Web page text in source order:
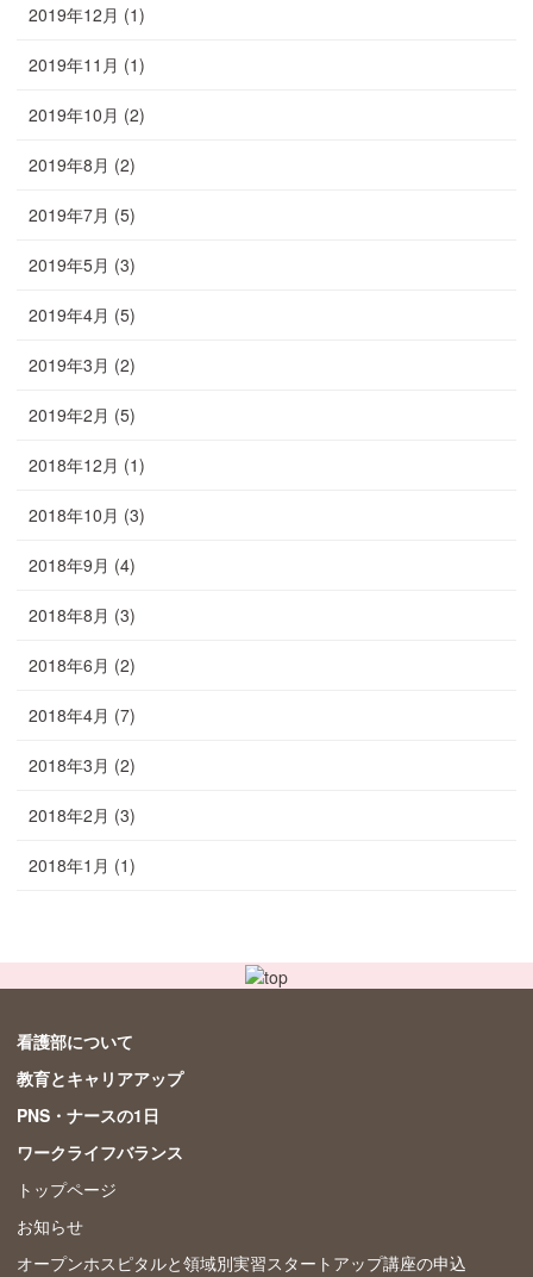
2019年12月 (1)
2019年11月 (1)
2019年10月 (2)
2019年8月 (2)
2019年7月 (5)
2019年5月 (3)
2019年4月 (5)
2019年3月 (2)
2019年2月 (5)
2018年12月 (1)
2018年10月 (3)
2018年9月 (4)
2018年8月 (3)
2018年6月 (2)
2018年4月 (7)
2018年3月 (2)
2018年2月 (3)
2018年1月 (1)
看護部について
教育とキャリアアップ
PNS・ナースの1日
ワークライフバランス
トップページ
お知らせ
オープンホスピタルと領域別実習スタートアップ講座の申込